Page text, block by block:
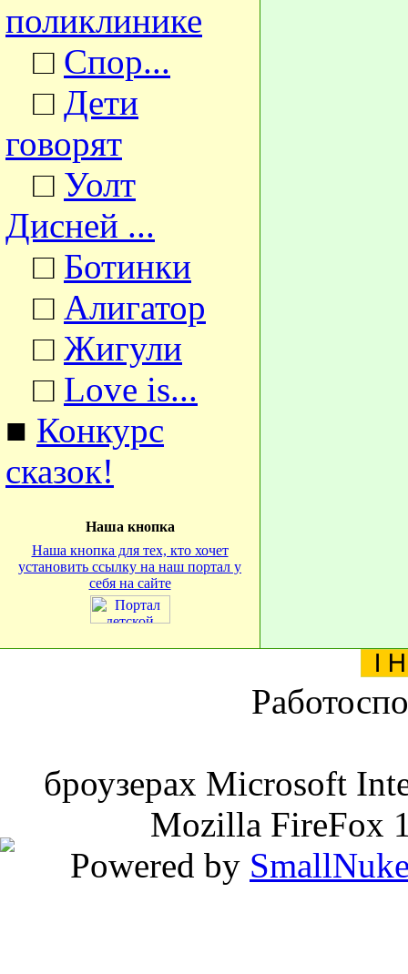
поликлинике
□ Спор...
□ Дети
говорят
□ Уолт
Дисней ...
□ Ботинки
□ Алигатор
□ Жигули
□ Love is...
■ Конкурс
сказок!
Наша кнопка
Наша кнопка для тех, кто хочет
установить ссылку на наш портал у
себя на сайте
броузерах Microsoft
Mozilla FireFox
Powered by